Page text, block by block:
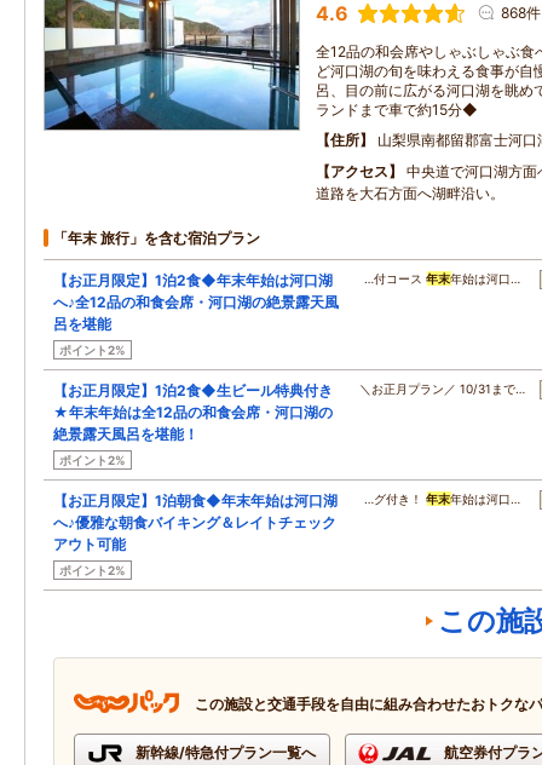
4.6 868件
全12品の和会席やしゃぶしゃぶ食
ど河口湖の旬を味わえる食事が自
呂、目の前に広がる河口湖を眺
ランドまで車で約15分◆
住所
山梨県南都留郡富士河
アクセス
中央道で河口湖方
道路を大石方面へ湖畔沿い。
「年末 旅行」を含む宿泊プラン
【お正月限定】1泊2食◆年末年始は河口湖
へ♪全12品の和食会席・河口湖の絶景露天風
呂を堪能
ポイント2%
…付コース年末年始は河口…
【お正月限定】1泊2食◆生ビール特典付き
★年末年始は全12品の和食会席・河口湖の
絶景露天風呂を堪能！
ポイント2%
＼お正月プラン／ 10/31まで…
【お正月限定】1泊朝食◆年末年始は河口湖
へ♪優雅な朝食バイキング＆レイトチェック
アウト可能
ポイント2%
…グ付き！年末年始は河口…
この施
この施設と交通手段を自由に組み合わせたおトクな
新幹線/特急付プラン一覧へ 航空券付プラ